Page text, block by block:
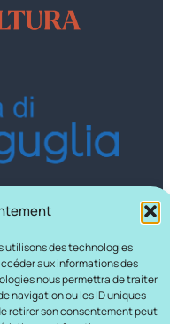
utilisons des technologies
aux informations des
nous permettra de traiter
navigation ou les ID uniques
retirer son consentement peut